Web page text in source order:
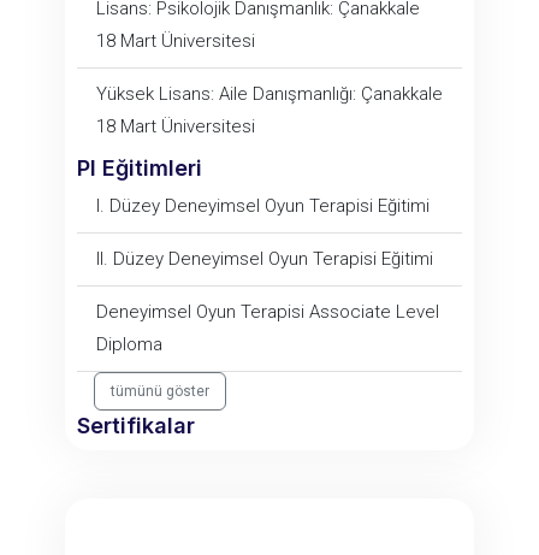
Lisans: Psikolojik Danışmanlık: Çanakkale
18 Mart Üniversitesi
Yüksek Lisans: Aile Danışmanlığı: Çanakkale
18 Mart Üniversitesi
PI Eğitimleri
I. Düzey Deneyimsel Oyun Terapisi Eğitimi
II. Düzey Deneyimsel Oyun Terapisi Eğitimi
Deneyimsel Oyun Terapisi Associate Level
Diploma
tümünü göster
Sertifikalar